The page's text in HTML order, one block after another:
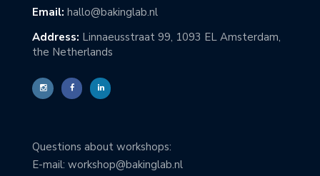
Email: hallo@bakinglab.nl
Address: Linnaeusstraat 99, 1093 EL Amsterdam,
the Netherlands
Questions about workshops:
E-mail: workshop@bakinglab.nl